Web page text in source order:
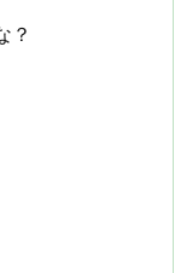
？